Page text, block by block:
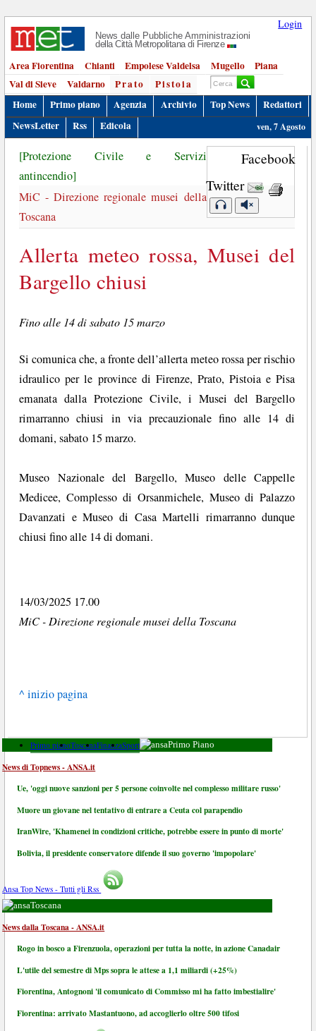
Login
News dalle Pubbliche Amministrazioni
della Città Metropolitana di Firenze
Area Fiorentina Chianti Empolese Valdelsa Mugello
Piana
Val di Sieve
Valdarno Prato
Pistoia
Home
Primo piano Agenzia Archivio Top News
Redattori
NewsLetter
Rss Edicola ven, 7 Agosto
Facebook
Twitter
[Protezione Civile e Servizi
antincendio]
MiC - Direzione regionale musei della
Toscana
Allerta meteo rossa, Musei del
Bargello chiusi
Fino alle 14 di sabato 15 marzo
Si comunica che, a fronte dell’allerta meteo rossa per rischio
idraulico per le province di Firenze, Prato, Pistoia e Pisa
emanata dalla Protezione Civile, i Musei del Bargello
rimarranno chiusi in via precauzionale fino alle 14 di
domani, sabato 15 marzo.
Museo Nazionale del Bargello, Museo delle Cappelle
Medicee, Complesso di Orsanmichele, Museo di Palazzo
Davanzati e Museo di Casa Martelli rimarranno dunque
chiusi fino alle 14 di domani.
14/03/2025 17.00
MiC - Direzione regionale musei della Toscana
^ inizio pagina
Primo pianoToscanaFinanzaSport Primo Piano
News di Topnews - ANSA.it
Ue, 'oggi nuove sanzioni per 5 persone coinvolte nel complesso militare russo'
Muore un giovane nel tentativo di entrare a Ceuta col parapendio
IranWire, 'Khamenei in condizioni critiche, potrebbe essere in punto di morte'
Bolivia, il presidente conservatore difende il suo governo 'impopolare'
Ansa Top News - Tutti gli Rss
Toscana
News dalla Toscana - ANSA.it
Rogo in bosco a Firenzuola, operazioni per tutta la notte, in azione Canadair
L'utile del semestre di Mps sopra le attese a 1,1 miliardi (+25%)
Fiorentina, Antognoni 'il comunicato di Commisso mi ha fatto imbestialire'
Fiorentina: arrivato Mastantuono, ad accoglierlo oltre 500 tifosi